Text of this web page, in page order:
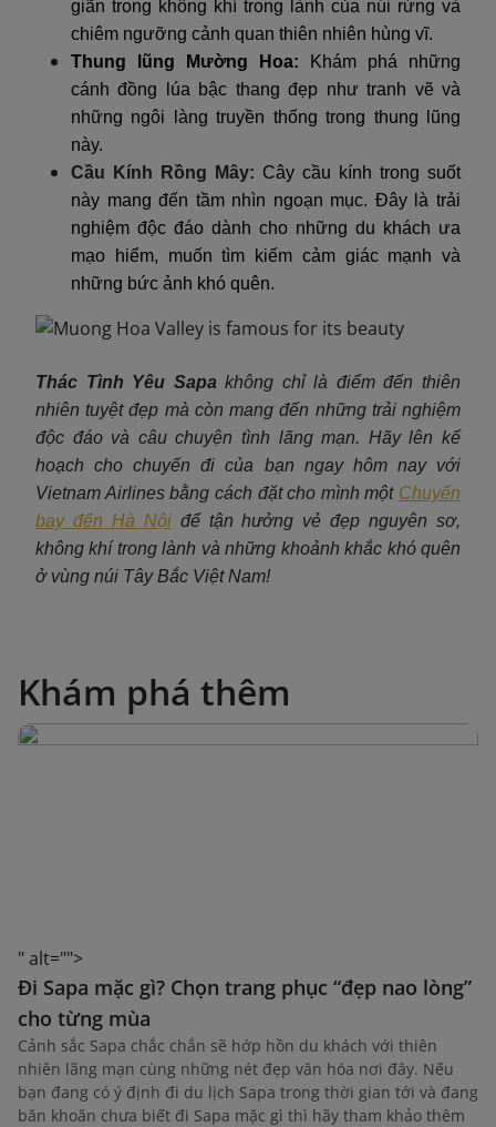
giãn trong không khí trong lành của núi rừng và
chiêm ngưỡng cảnh quan thiên nhiên hùng vĩ.
Thung lũng Mường Hoa: Khám phá những
cánh đồng lúa bậc thang đẹp như tranh vẽ và
những ngôi làng truyền thống trong thung lũng
này.
Cầu Kính Rồng Mây: Cây cầu kính trong suốt
này mang đến tầm nhìn ngoạn mục. Đây là trải
nghiệm độc đáo dành cho những du khách ưa
mạo hiểm, muốn tìm kiếm cảm giác mạnh và
những bức ảnh khó quên.
Thác Tình Yêu Sapakhông chỉ là điểm đến thiên
nhiên tuyệt đẹp mà còn mang đến những trải nghiệm
độc đáo và câu chuyện tình lãng mạn. Hãy lên kế
hoạch cho chuyến đi của bạn ngay hôm nay với
Vietnam Airlines bằng cách đặt cho mình một Chuyến
bay đến Hà Nội để tận hưởng vẻ đẹp nguyên sơ,
không khí trong lành và những khoảnh khắc khó quên
ở vùng núi Tây Bắc Việt Nam!
Khám phá thêm
" alt="">
Đi Sapa mặc gì? Chọn trang phục “đẹp nao lòng”
cho từng mùa
Cảnh sắc Sapa chắc chắn sẽ hớp hồn du khách với thiên
nhiên lãng mạn cùng những nét đẹp văn hóa nơi đây. Nếu
bạn đang có ý định đi du lịch Sapa trong thời gian tới và đang
băn khoăn chưa biết đi Sapa mặc gì thì hãy tham khảo thêm